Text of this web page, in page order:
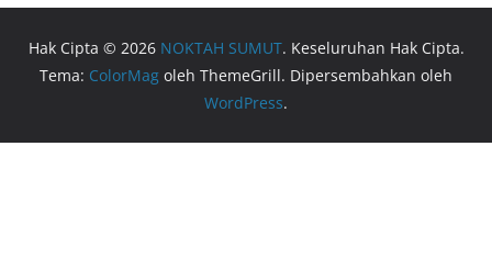
Hak Cipta © 2026 NOKTAH SUMUT. Keseluruhan Hak Cipta.
Tema: ColorMag oleh ThemeGrill. Dipersembahkan oleh
WordPress.